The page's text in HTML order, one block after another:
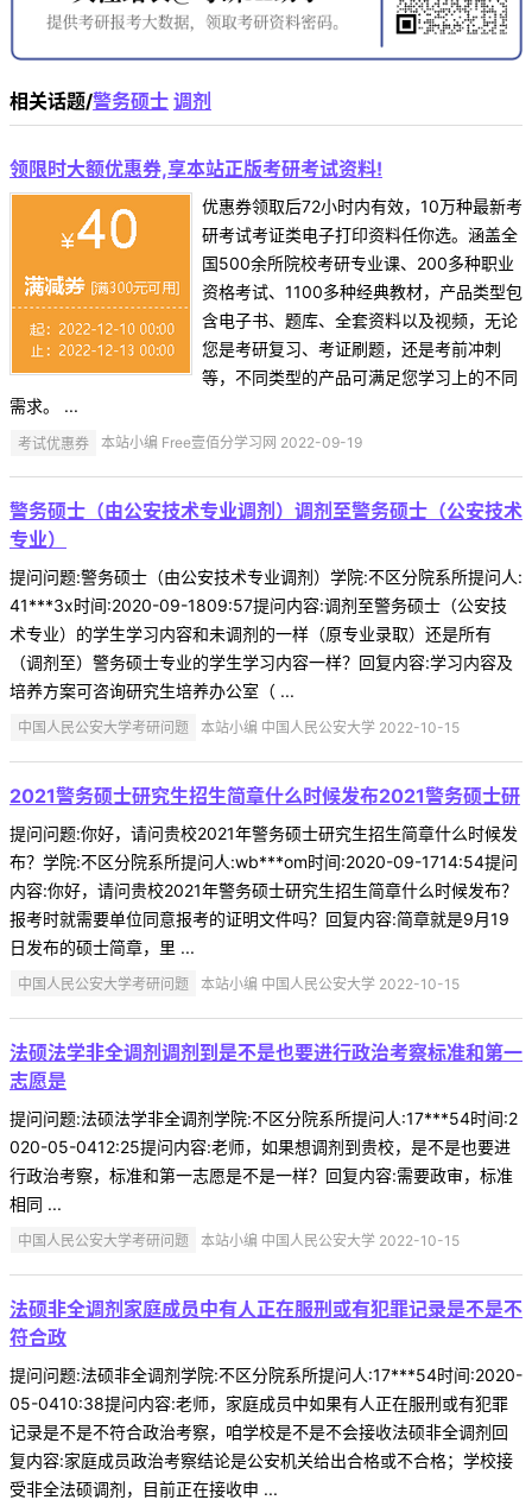
相关话题/警务硕士 调剂
领限时大额优惠券,享本站正版考研考试资料!
优惠券领取后72小时内有效，10万种最新考
研考试考证类电子打印资料任你选。涵盖全
国500余所院校考研专业课、200多种职业
资格考试、1100多种经典教材，产品类型包
含电子书、题库、全套资料以及视频，无论
您是考研复习、考证刷题，还是考前冲刺
等，不同类型的产品可满足您学习上的不同
需求。 ...
考试优惠券 本站小编 Free壹佰分学习网 2022-09-19
警务硕士（由公安技术专业调剂）调剂至警务硕士（公安技术
专业）
提问问题:警务硕士（由公安技术专业调剂）学院:不区分院系所提问人:
41***3x时间:2020-09-1809:57提问内容:调剂至警务硕士（公安技
术专业）的学生学习内容和未调剂的一样（原专业录取）还是所有
（调剂至）警务硕士专业的学生学习内容一样？回复内容:学习内容及
培养方案可咨询研究生培养办公室（ ...
中国人民公安大学考研问题 本站小编 中国人民公安大学 2022-10-15
2021警务硕士研究生招生简章什么时候发布2021警务硕士研
提问问题:你好，请问贵校2021年警务硕士研究生招生简章什么时候发
布？学院:不区分院系所提问人:wb***om时间:2020-09-1714:54提问
内容:你好，请问贵校2021年警务硕士研究生招生简章什么时候发布？
报考时就需要单位同意报考的证明文件吗？回复内容:简章就是9月19
日发布的硕士简章，里 ...
中国人民公安大学考研问题 本站小编 中国人民公安大学 2022-10-15
法硕法学非全调剂调剂到是不是也要进行政治考察标准和第一
志愿是
提问问题:法硕法学非全调剂学院:不区分院系所提问人:17***54时间:2
020-05-0412:25提问内容:老师，如果想调剂到贵校，是不是也要进
行政治考察，标准和第一志愿是不是一样？回复内容:需要政审，标准
相同 ...
中国人民公安大学考研问题 本站小编 中国人民公安大学 2022-10-15
法硕非全调剂家庭成员中有人正在服刑或有犯罪记录是不是不
符合政
提问问题:法硕非全调剂学院:不区分院系所提问人:17***54时间:2020-
05-0410:38提问内容:老师，家庭成员中如果有人正在服刑或有犯罪
记录是不是不符合政治考察，咱学校是不是不会接收法硕非全调剂回
复内容:家庭成员政治考察结论是公安机关给出合格或不合格；学校接
受非全法硕调剂，目前正在接收申 ...